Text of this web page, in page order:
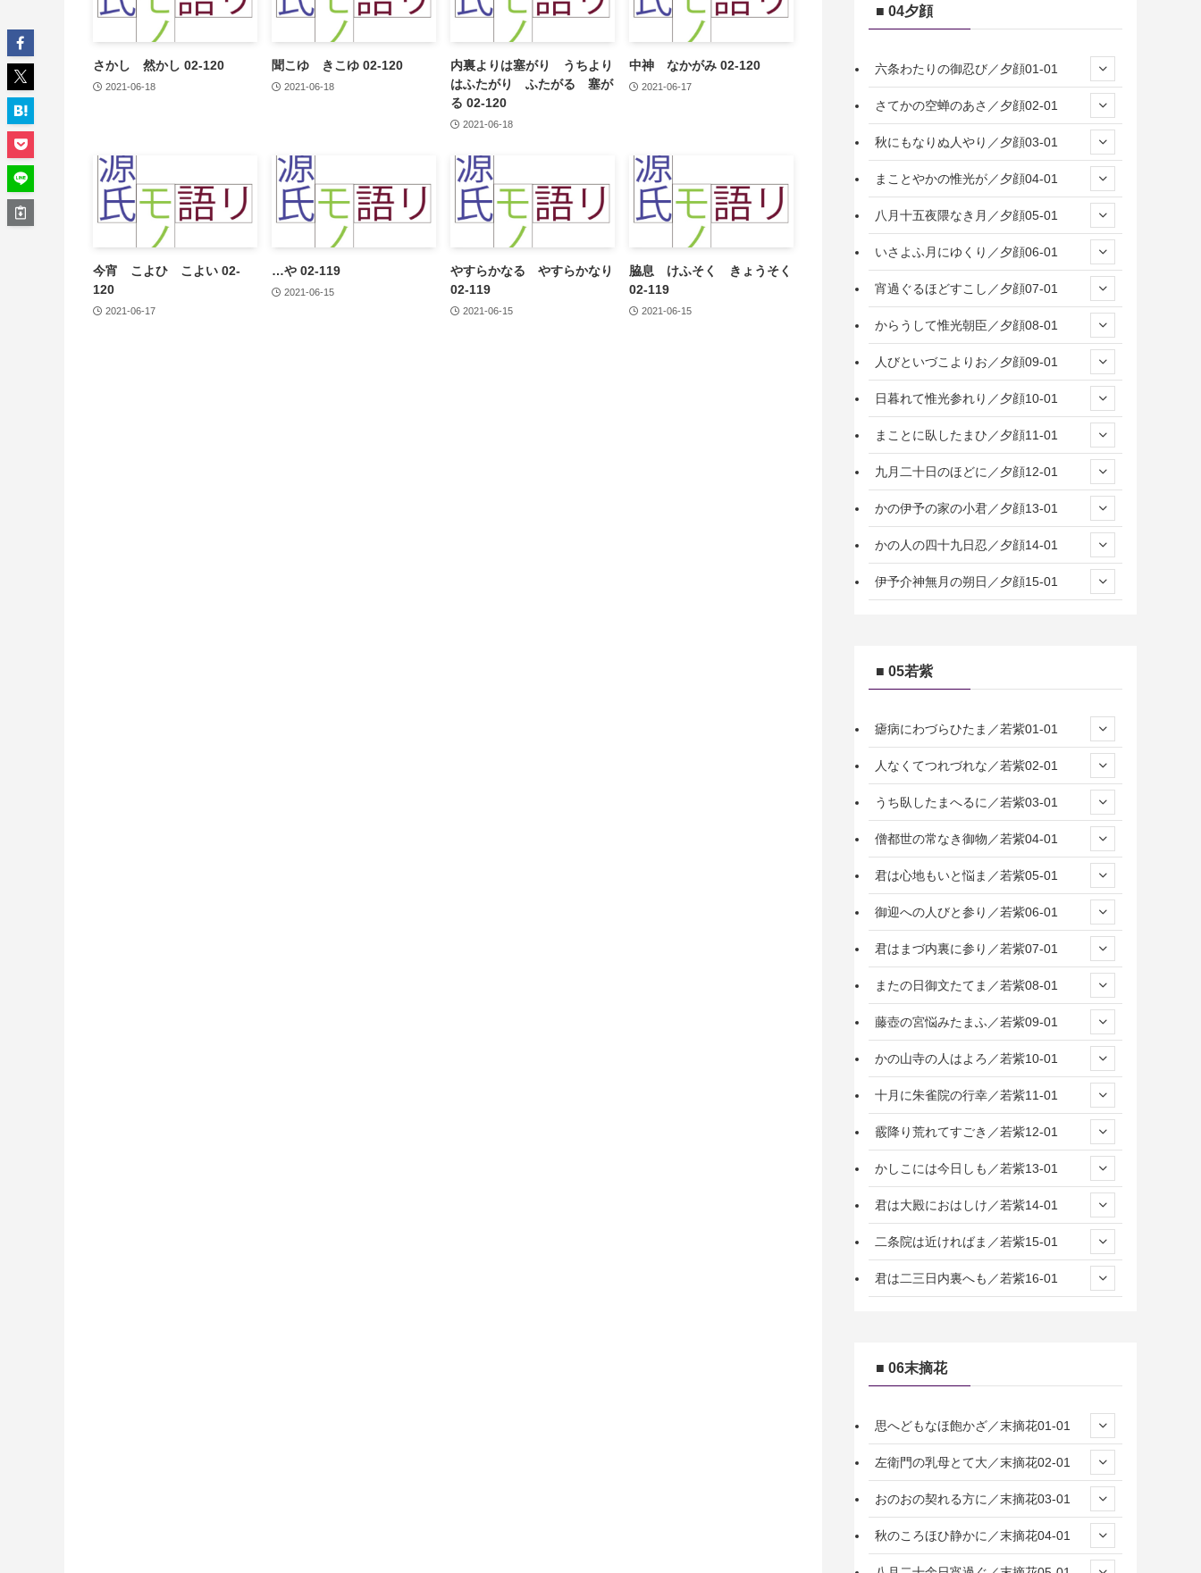
さかし 然かし 02-120
2021-06-18
聞こゆ きこゆ 02-120
2021-06-18
内裏よりは塞がり うちより
はふたがり ふたがる 塞が
る 02-120
2021-06-18
中神 なかがみ 02-120
2021-06-17
今宵 こよひ こよい 02-
120
2021-06-17
…や 02-119
2021-06-15
やすらかなる やすらかなり
02-119
2021-06-15
脇息 けふそく きょうそく
02-119
2021-06-15
■ 04夕顔
六条わたりの御忍び／夕顔01-01
さてかの空蝉のあさ／夕顔02-01
秋にもなりぬ人やり／夕顔03-01
まことやかの惟光が／夕顔04-01
八月十五夜隈なき月／夕顔05-01
いさよふ月にゆくり／夕顔06-01
宵過ぐるほどすこし／夕顔07-01
からうして惟光朝臣／夕顔08-01
人びといづこよりお／夕顔09-01
日暮れて惟光参れり／夕顔10-01
まことに臥したまひ／夕顔11-01
九月二十日のほどに／夕顔12-01
かの伊予の家の小君／夕顔13-01
かの人の四十九日忍／夕顔14-01
伊予介神無月の朔日／夕顔15-01
■ 05若紫
瘧病にわづらひたま／若紫01-01
人なくてつれづれな／若紫02-01
うち臥したまへるに／若紫03-01
僧都世の常なき御物／若紫04-01
君は心地もいと悩ま／若紫05-01
御迎への人びと参り／若紫06-01
君はまづ内裏に参り／若紫07-01
またの日御文たてま／若紫08-01
藤壺の宮悩みたまふ／若紫09-01
かの山寺の人はよろ／若紫10-01
十月に朱雀院の行幸／若紫11-01
霰降り荒れてすごき／若紫12-01
かしこには今日しも／若紫13-01
君は大殿におはしけ／若紫14-01
二条院は近ければま／若紫15-01
君は二三日内裏へも／若紫16-01
■ 06末摘花
思へどもなほ飽かざ／末摘花01-01
左衛門の乳母とて大／末摘花02-01
おのおの契れる方に／末摘花03-01
秋のころほひ静かに／末摘花04-01